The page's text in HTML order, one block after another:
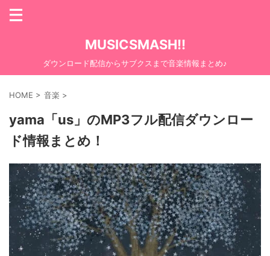
MUSICSMASH!!
ダウンロード配信からサブクスまで音楽情報まとめ♪
HOME > 音楽 >
yama「us」のMP3フル配信ダウンロー
ド情報まとめ！